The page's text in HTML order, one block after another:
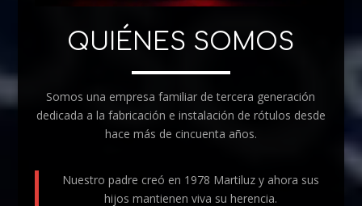
QUIÉNES SOMOS
Somos una empresa familiar de tercera generación
dedicada a la fabricación e instalación de rótulos desde
hace más de cincuenta años.
Nuestro padre creó en 1978 Martiluz y ahora sus
hijos mantienen viva su herencia.